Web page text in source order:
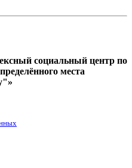
социальный центр по
места